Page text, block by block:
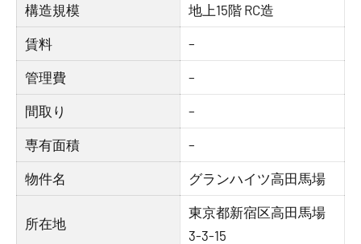
構造規模 地上15階 RC造
賃料 –
管理費 –
間取り –
専有面積 –
物件名 グランハイツ高田馬場
所在地
東京都新宿区高田馬場
3-3-15